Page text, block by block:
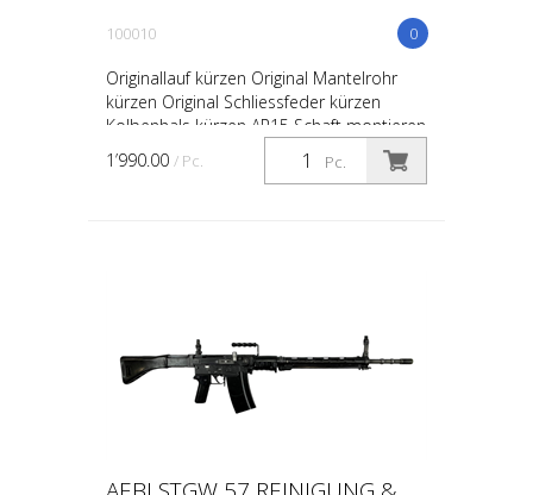
0
100010
Originallauf kürzen Original Mantelrohr
kürzen Original Schliessfeder kürzen
Kolbenhals kürzen AR15 Schaft montieren
Picatinny Schiene Montieren Brünieren
oder Beschichte...
Pc.
1’990.00 / Pc.